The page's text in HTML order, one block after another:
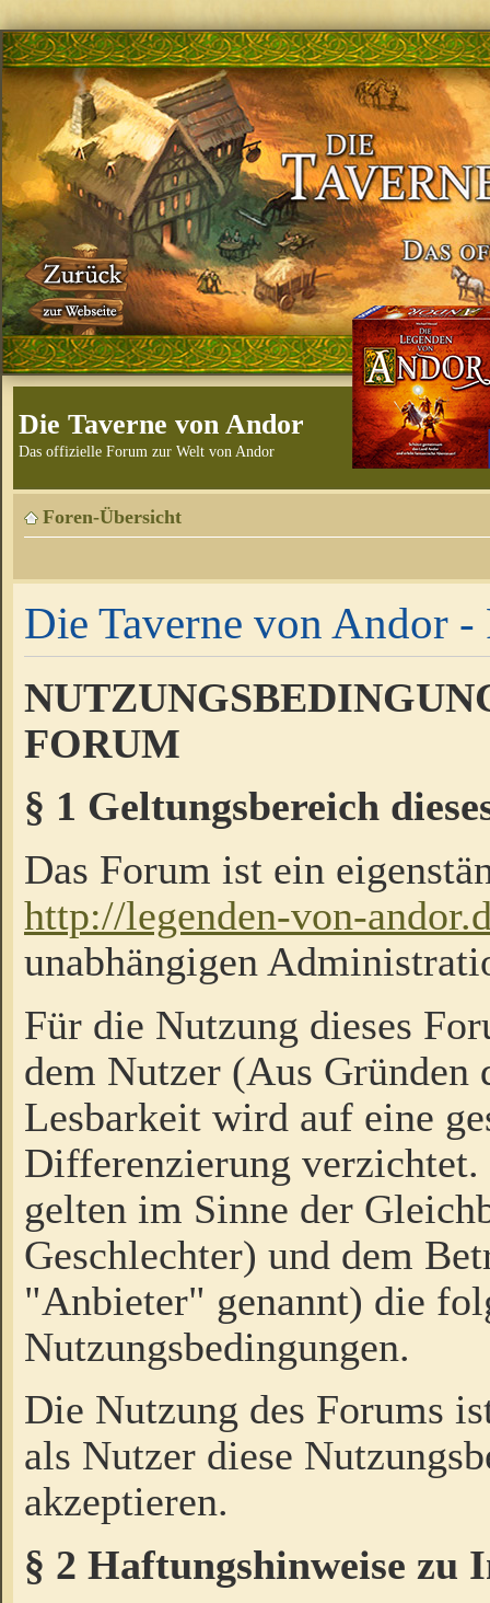
Die Taverne von Andor
Das offizielle Forum zur Welt von Andor
Foren-Übersicht
Die Taverne von Andor -
FORUM
§ 1 Geltungsbereich
Das Forum ist ein
http://legenden-von-
unabhängigen
Für die Nutzung dieses
dem Nutzer (Aus Gründen
Lesbarkeit wird auf eine
Differenzierung
gelten im Sinne der
Geschlechter) und dem
"Anbieter" genannt) die
Nutzungsbedingungen.
Die Nutzung des Forums
als Nutzer diese
akzeptieren.
§ 2 Haftungshinweise zu